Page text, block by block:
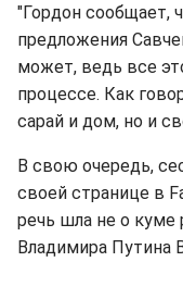
"Гордон сообщает,
предложения
может, ведь все
процессе. Как
сарай и дом, но и
В свою очередь,
своей странице в
речь шла не о куме
Владимира Путина